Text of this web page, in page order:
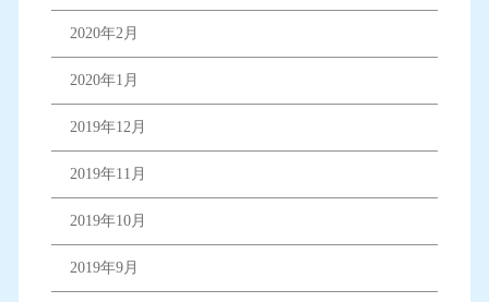
2020年2月
2020年1月
2019年12月
2019年11月
2019年10月
2019年9月